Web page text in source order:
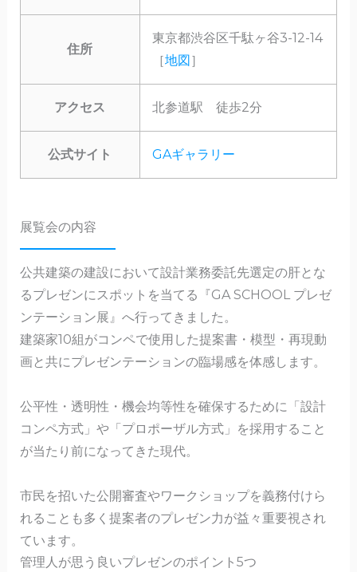
住所
東京都渋谷区千駄ヶ谷3-12-14
［地図］
アクセス 北参道駅 徒歩2分
公式サイト GAギャラリー
展覧会の内容
公共建築の建設において設計業務委託先選定の肝とな
るプレゼンにスポットを当てる『GA SCHOOL プレゼ
ンテーション展』へ行ってきました。
建築家10組がコンペで使用した提案書・模型・再現動
画と共にプレゼンテーションの臨場感を体感します。
公平性・透明性・機会均等性を確保するために「設計
コンペ方式」や「プロポーザル方式」を採用すること
が当たり前になってきた現代。
市民を招いた公開審査やワークショップを義務付けら
れることも多く提案者のプレゼン力が益々重要視され
ています。
管理人が思う良いプレゼンのポイント5つ